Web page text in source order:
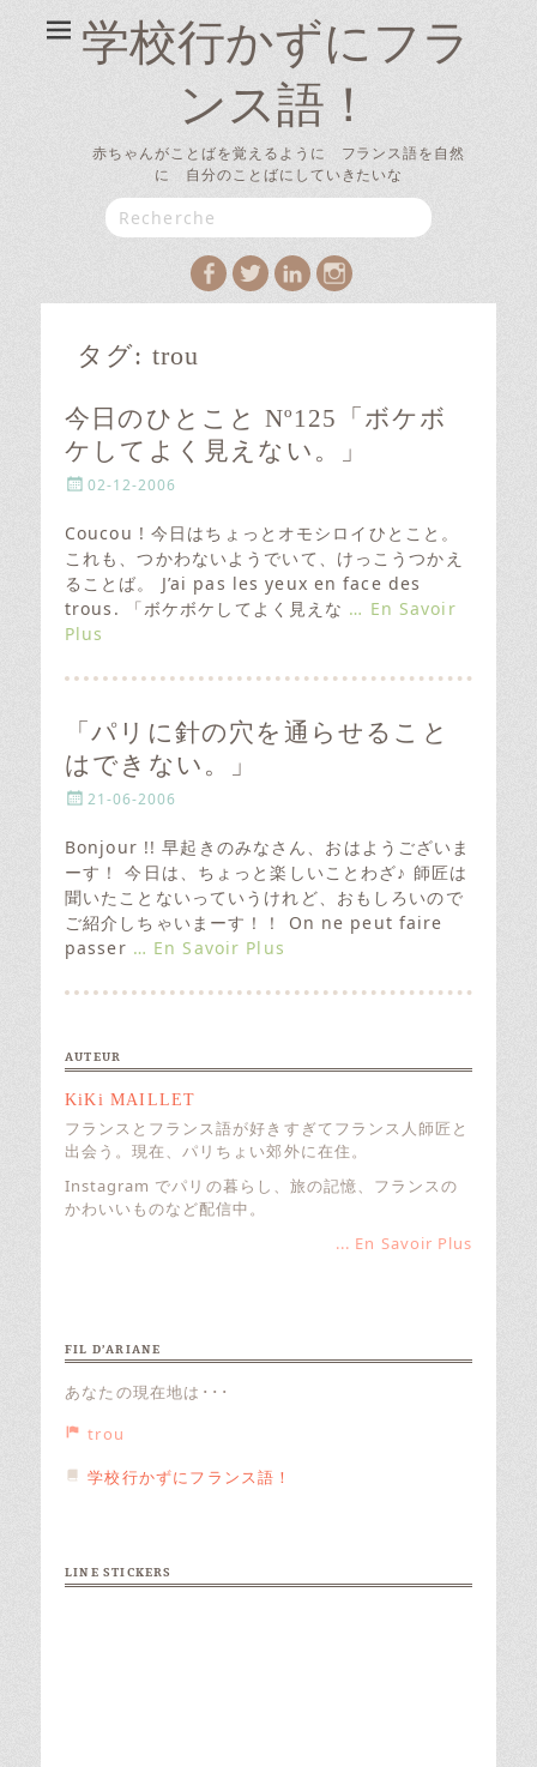
学校行かずにフラ
ンス語！
赤ちゃんがことばを覚えるように フランス語を自然
に 自分のことばにしていきたいな
Search
for:
Facebook
TwitterLinkedIn
Instagram
タグ: trou
今日のひとこと Nº125「ボケボ
ケしてよく見えない。」
P
s
e
d
o
n
02-12-2006
Coucou ! 今日はちょっとオモシロイひとこと。
これも、つかわないようでいて、けっこうつかえ
ることば。 J’ai pas les yeux en face des
trous. 「ボケボケしてよく見えな … En Savoir
Plus
「パリに針の穴を通らせること
はできない。」
P
s
d
o
n
21-06-2006
Bonjour !! 早起きのみなさん、おはようございま
ーす！ 今日は、ちょっと楽しいことわざ♪ 師匠は
聞いたことないっていうけれど、おもしろいので
ご紹介しちゃいまーす！！ On ne peut faire
passer … En Savoir Plus
AUTEUR
KiKi MAILLET
フランスとフランス語が好きすぎてフランス人師匠と
出会う。現在、パリちょい郊外に在住。
Instagram でパリの暮らし、旅の記憶、フランスの
かわいいものなど配信中。
... En Savoir Plus
FIL D’ARIANE
あなたの現在地は･･･
trou
学校行かずにフランス語！
LINE STICKERS